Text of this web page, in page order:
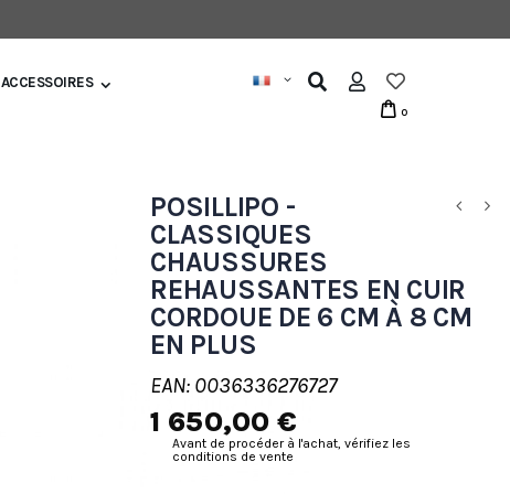
ACCESSOIRES
0
POSILLIPO -
CLASSIQUES
CHAUSSURES
REHAUSSANTES EN CUIR
CORDOUE DE 6 CM À 8 CM
EN PLUS
EAN: 0036336276727
1 650,00 €
Avant de procéder à l'achat, vérifiez les
conditions de vente